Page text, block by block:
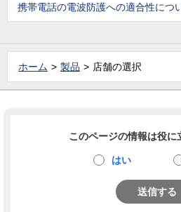
携帯電話の電波防護への適合性につ
ホーム 製品 店舗の選択
このページの情報は役に
はい
送信する